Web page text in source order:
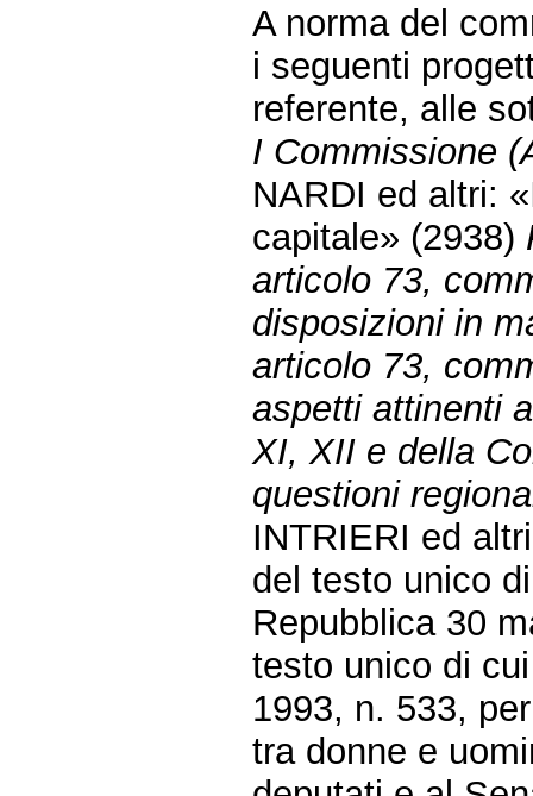
A norma del
i seguenti
referente, alle
I Commissione
NARDI ed altri:
capitale» (2938)
articolo 73,
disposizioni in
articolo 73,
aspetti attinenti
XI, XII e della
questioni
INTRIERI ed
del testo unico
Repubblica 30
testo unico di
1993, n. 533,
tra donne e